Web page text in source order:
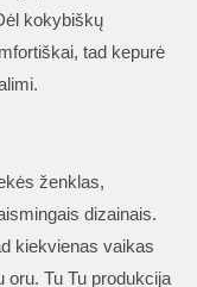
kokybiškų
tad kepurė
ženklas,
dizainais.
kiekvienas vaikas
oru. Tu Tu produkcija